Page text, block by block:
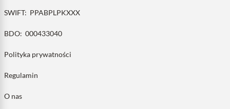
SWIFT: PPABPLPKXXX
BDO: 000433040
Polityka prywatności
Regulamin
O nas